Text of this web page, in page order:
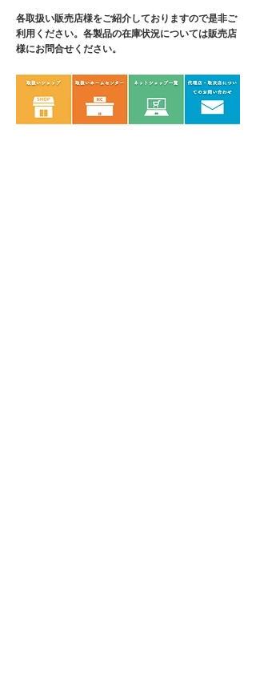
各取扱い販売店様をご紹介しておりますので是非ご
利用ください。各製品の在庫状況については販売店
様にお問合せください。